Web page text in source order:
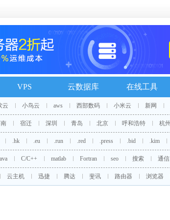
VPS 云数据库 在线工具
云 小鸟云 aws 西部数码 小米云 新网
宿迁 深圳 青岛 北京 呼和浩特 杭州
.hk .eu .run .red .press .bid .kim
C/C++ matlab Fortran seo 搜索 通信
云主机 迅捷 腾达 斐讯 路由器 浏览器